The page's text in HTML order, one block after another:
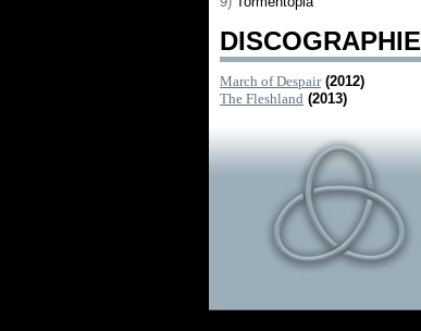
DISCOGRAPHIE
March of Despair (2012)
The Fleshland (2013)